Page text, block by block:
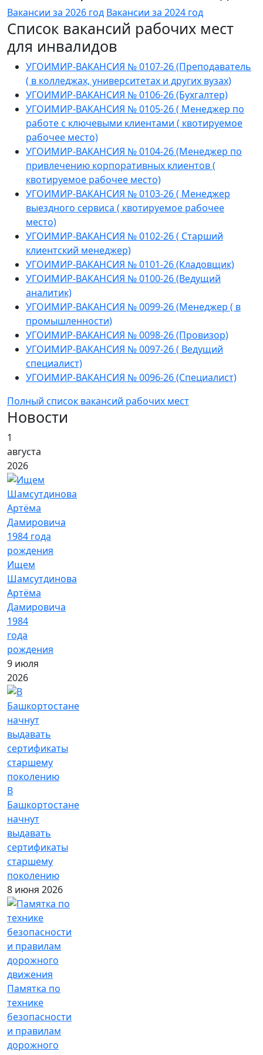
Вакансии за 2026 год Вакансии за 2024 год
Список вакансий рабочих мест
для инвалидов
УГОИМИР-ВАКАНСИЯ № 0107-26 (Преподаватель
( в колледжах, университетах и других вузах)
УГОИМИР-ВАКАНСИЯ № 0106-26 (Бухгалтер)
УГОИМИР-ВАКАНСИЯ № 0105-26 ( Менеджер по
работе с ключевыми клиентами ( квотируемое
рабочее место)
УГОИМИР-ВАКАНСИЯ № 0104-26 (Менеджер по
привлечению корпоративных клиентов (
квотируемое рабочее место)
УГОИМИР-ВАКАНСИЯ № 0103-26 ( Менеджер
выездного сервиса ( квотируемое рабочее
место)
УГОИМИР-ВАКАНСИЯ № 0102-26 ( Старший
клиентский менеджер)
УГОИМИР-ВАКАНСИЯ № 0101-26 (Кладовщик)
УГОИМИР-ВАКАНСИЯ № 0100-26 (Ведущий
аналитик)
УГОИМИР-ВАКАНСИЯ № 0099-26 (Менеджер ( в
промышленности)
УГОИМИР-ВАКАНСИЯ № 0098-26 (Провизор)
УГОИМИР-ВАКАНСИЯ № 0097-26 ( Ведущий
специалист)
УГОИМИР-ВАКАНСИЯ № 0096-26 (Специалист)
Полный список вакансий рабочих мест
Новости
1
августа
2026
Ищем
Шамсутдинова
Артёма
Дамировича
1984
года
рождения
9 июля
2026
В
Башкортостане
начнут
выдавать
сертификаты
старшему
поколению
8 июня 2026
Памятка по
технике
безопасности
и правилам
дорожного